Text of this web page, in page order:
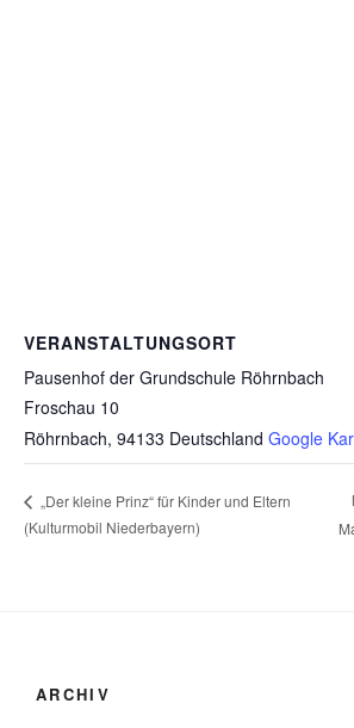
VERANSTALTUNGSORT
Pausenhof der Grundschule Röhrnbach
Froschau 10
Röhrnbach, 94133 Deutschland Google
„Der kleine Prinz“ für Kinder und Eltern
(Kulturmobil Niederbayern)
ARCHIV